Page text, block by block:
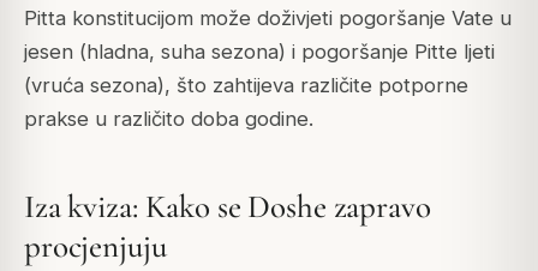
Pitta konstitucijom može doživjeti pogoršanje Vate u
jesen (hladna, suha sezona) i pogoršanje Pitte ljeti
(vruća sezona), što zahtijeva različite potporne
prakse u različito doba godine.
Iza kviza: Kako se Doshe zapravo
procjenjuju